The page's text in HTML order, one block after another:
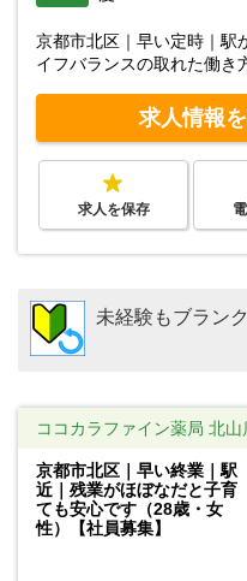
京都市北区｜早い定時｜駅
イフバランスの取れた働き
求人情報
求人を保存
未経験もブラン
ココカラファイン薬局 北山
京都市北区｜早い終業｜駅
近｜残業がほぼなだと子育
ても安心です（28歳・女
性）【社員募集】